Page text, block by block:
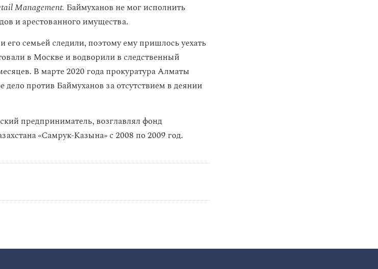
Management. Баймуханов не мог исполнить
и арестованного имущества.
его семьей следили, поэтому ему пришлось уехать
в Москве и водворили в следственный
В марте 2020 года прокуратура Алматы
дело против Баймуханов за отсутствием в деянии
предприниматель, возглавлял фонд
«Самрук-Казына» с 2008 по 2009 год.